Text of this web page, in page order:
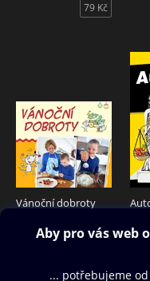
79 Kč
Vánoční dobroty
119 Kč
Obsah ke stažení